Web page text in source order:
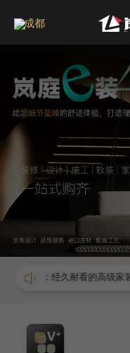
成都
：经久耐看的高级家装风格